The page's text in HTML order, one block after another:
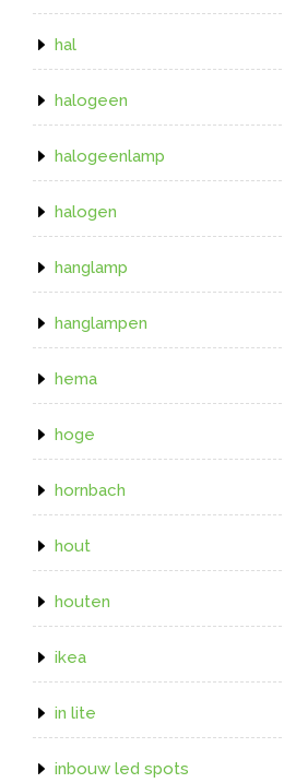
hal
halogeen
halogeenlamp
halogen
hanglamp
hanglampen
hema
hoge
hornbach
hout
houten
ikea
in lite
inbouw led spots